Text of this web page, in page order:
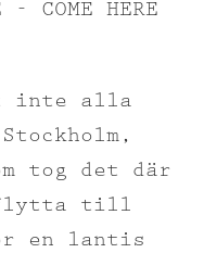
COME HERE
inte alla
tog det där
flytta till
en lantis